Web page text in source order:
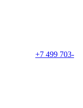
+7 499 703-